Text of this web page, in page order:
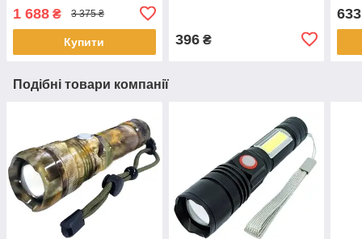
1 688 ₴ 3 375 ₴
Купити 396₴
633
Подібні товари компанії